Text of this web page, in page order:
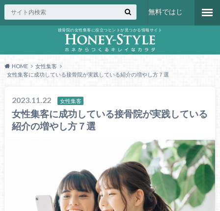
接骨院の女性集客に役立つヒントが見つかる情報サイト
無料ではじ
HOME
女性集客
女性集客に成功している接骨院が実践している紹介の増やし方７選
2023.11.22 女性集客
女性集客に成功している接骨院が実践している
紹介の増やし方７選